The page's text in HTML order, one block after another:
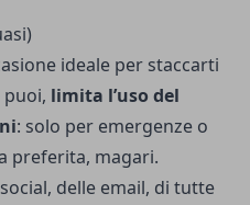
ideale per staccarti
puoi, limita l’uso del
: solo per emergenze o
preferita, magari.
delle email, di tutte